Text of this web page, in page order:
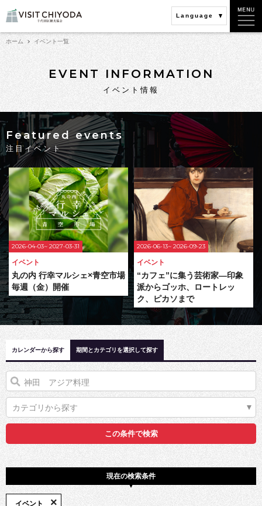
Language
ホーム イベント一覧
EVENT INFORMATION
イベント情報
Featured events
注目イベント
2026-04-03~ 2027-03-31
イベント
丸の内 行幸マルシェ×青空市場
毎週（金）開催
2026-06-13~ 2026-09-23
イベント
“カフェ”に集う芸術家―印象
派からゴッホ、ロートレッ
ク、ピカソまで
カレンダーから探す 期間とカテゴリを選択して探す
カテゴリから探す
現在の検索条件
イベント ×